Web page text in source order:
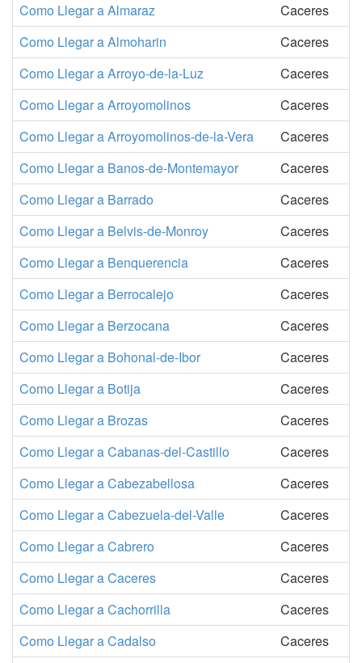
Como Llegar a Almaraz
Caceres
Como Llegar a Almoharin
Caceres
Como Llegar a Arroyo-de-la-Luz
Caceres
Como Llegar a Arroyomolinos
Caceres
Como Llegar a Arroyomolinos-de-la-Vera
Caceres
Como Llegar a Banos-de-Montemayor
Caceres
Como Llegar a Barrado
Caceres
Como Llegar a Belvis-de-Monroy
Caceres
Como Llegar a Benquerencia
Caceres
Como Llegar a Berrocalejo
Caceres
Como Llegar a Berzocana
Caceres
Como Llegar a Bohonal-de-Ibor
Caceres
Como Llegar a Botija
Caceres
Como Llegar a Brozas
Caceres
Como Llegar a Cabanas-del-Castillo
Caceres
Como Llegar a Cabezabellosa
Caceres
Como Llegar a Cabezuela-del-Valle
Caceres
Como Llegar a Cabrero
Caceres
Como Llegar a Caceres
Caceres
Como Llegar a Cachorrilla
Caceres
Como Llegar a Cadalso
Caceres